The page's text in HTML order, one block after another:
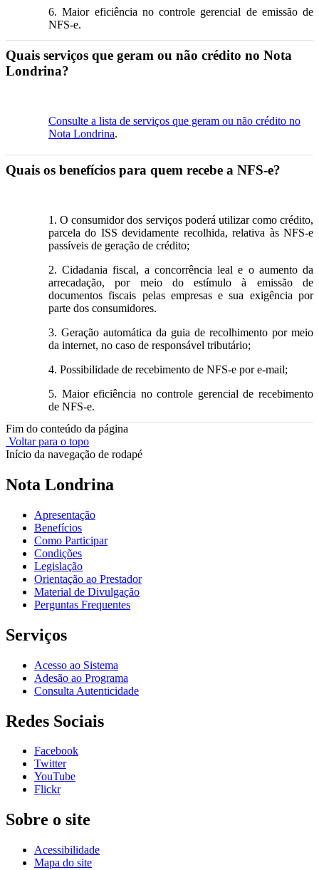
6. Maior eficiência no controle gerencial de emissão de
NFS-e.
Quais serviços que geram ou não crédito no Nota
Londrina?
Consulte a lista de serviços que geram ou não crédito no
Nota Londrina.
Quais os benefícios para quem recebe a NFS-e?
1. O consumidor dos serviços poderá utilizar como crédito,
parcela do ISS devidamente recolhida, relativa às NFS-e
passíveis de geração de crédito;
2. Cidadania fiscal, a concorrência leal e o aumento da
arrecadação, por meio do estímulo à emissão de
documentos fiscais pelas empresas e sua exigência por
parte dos consumidores.
3. Geração automática da guia de recolhimento por meio
da internet, no caso de responsável tributário;
4. Possibilidade de recebimento de NFS-e por e-mail;
5. Maior eficiência no controle gerencial de recebimento
de NFS-e.
Fim do conteúdo da página
Voltar para o topo
Início da navegação de rodapé
Nota Londrina
Apresentação
Benefícios
Como Participar
Condições
Legislação
Orientação ao Prestador
Material de Divulgação
Perguntas Frequentes
Serviços
Acesso ao Sistema
Adesão ao Programa
Consulta Autenticidade
Redes Sociais
Facebook
Twitter
YouTube
Flickr
Sobre o site
Acessibilidade
Mapa do site